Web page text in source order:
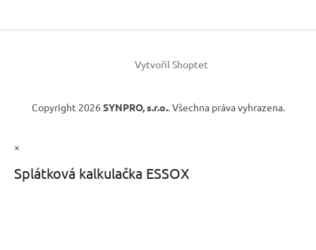
Vytvořil Shoptet
Copyright 2026 SYNPRO, s.r.o.. Všechna práva vyhrazena.
×
Splátková kalkulačka ESSOX